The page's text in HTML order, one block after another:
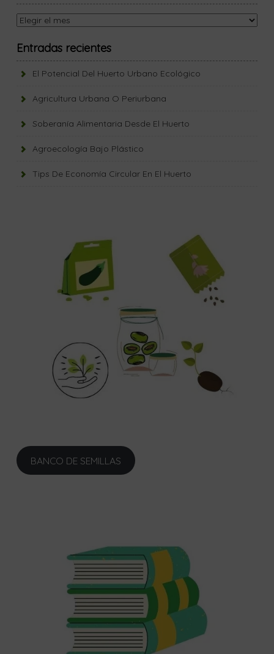
Archivos
Entradas recientes
El Potencial Del Huerto Urbano Ecológico
Agricultura Urbana O Periurbana
Soberanía Alimentaria Desde El Huerto
Agroecología Bajo Plástico
Tips De Economía Circular En El Huerto
BANCO DE SEMILLAS